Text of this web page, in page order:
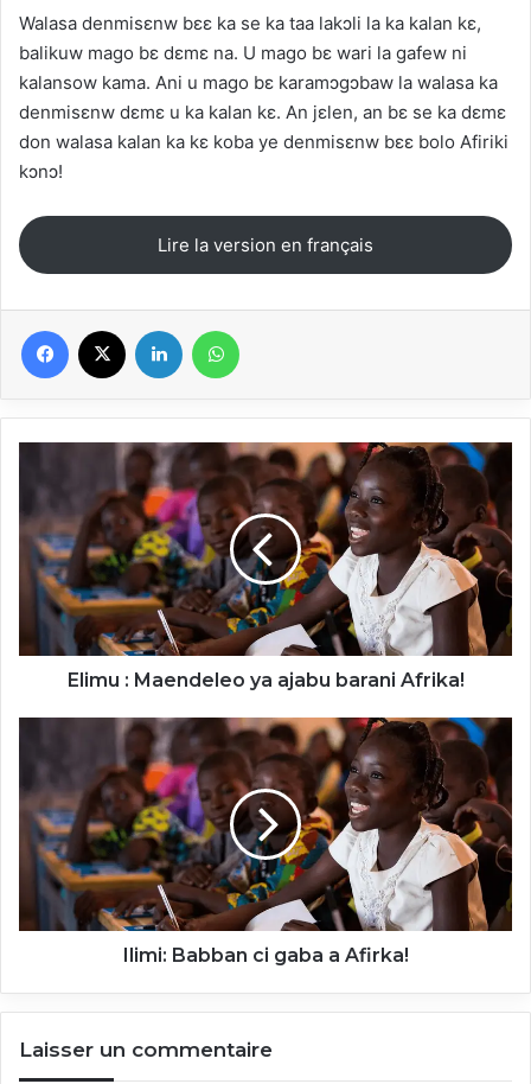
Walasa denmisɛnw bɛɛ ka se ka taa lakɔli la ka kalan kɛ,
balikuw mago bɛ dɛmɛ na. U mago bɛ wari la gafew ni
kalansow kama. Ani u mago bɛ karamɔgɔbaw la walasa ka
denmisɛnw dɛmɛ u ka kalan kɛ. An jɛlen, an bɛ se ka dɛmɛ
don walasa kalan ka kɛ koba ye denmisɛnw bɛɛ bolo Afiriki
kɔnɔ!
Lire la version en français
Facebook Linkedin
ya
ajabu
barani
Afrika!
Elimu : Maendeleo ya ajabu barani Afrika!
gaba
Afirka!
Ilimi: Babban ci gaba a Afirka!
Laisser un commentaire